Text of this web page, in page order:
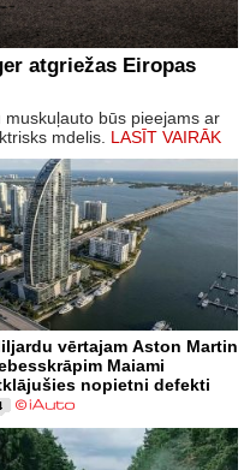
atgriežas Eiropas
būs pieejams ar
mdelis. LASĪT VAIRĀK
vērtajam Aston Martin
Maiami
nopietni defekti